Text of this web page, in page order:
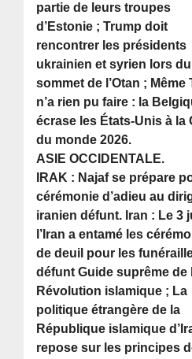
partie de leurs troupes
d’Estonie ; Trump doit
rencontrer les présidents
ukrainien et syrien lors du
sommet de l’Otan ; Même
n’a rien pu faire : la
écrase les États-Unis à la
du monde 2026.
ASIE OCCIDENTALE.
IRAK : Najaf se prépare
cérémonie d’adieu au
iranien défunt. Iran : Le 3
l’Iran a entamé les
de deuil pour les
défunt Guide suprême de
Révolution islamique ; La
politique étrangère de la
République islamique
repose sur les principes